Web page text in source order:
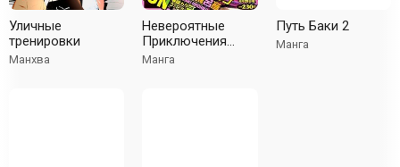
Уличные
тренировки
Манхва
Невероятные
Приключения
ДжоДжо — Часть
Манга
Путь Баки 2
Манга